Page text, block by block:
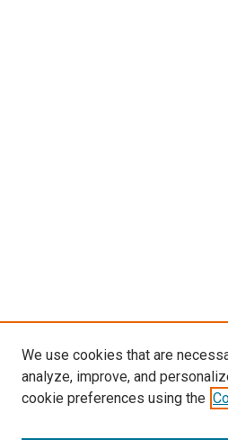
We use cookies that are
analyze, improve, and
cookie preferences using the